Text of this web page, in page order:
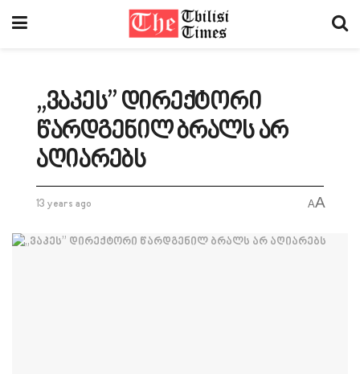
„ვაკეს” დირექტორი
წარდგენილ ბრალს არ
აღიარებს
13 years ago AA